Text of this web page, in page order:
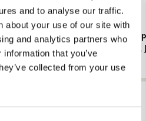
and to analyse our traffic.
about your use of our site with
and analytics partners who
that you’ve
collected from your use
Flowers &
happiness,
€ 9,99